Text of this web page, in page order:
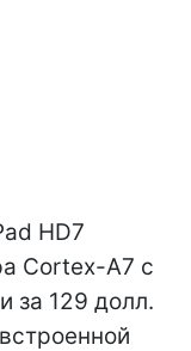
HD7
Cortex-A7 с
за 129 долл.